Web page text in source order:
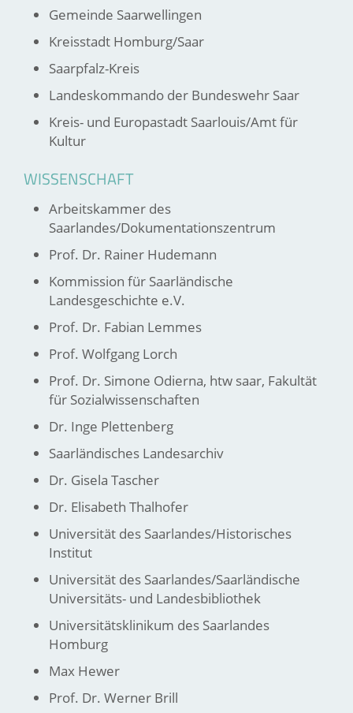
Gemeinde Saarwellingen
Kreisstadt Homburg/Saar
Saarpfalz-Kreis
Landeskommando der Bundeswehr Saar
Kreis- und Europastadt Saarlouis/Amt für
Kultur
WISSENSCHAFT
Arbeitskammer des
Saarlandes/Dokumentationszentrum
Prof. Dr. Rainer Hudemann
Kommission für Saarländische
Landesgeschichte e.V.
Prof. Dr. Fabian Lemmes
Prof. Wolfgang Lorch
Prof. Dr. Simone Odierna, htw saar, Fakultät
für Sozialwissenschaften
Dr. Inge Plettenberg
Saarländisches Landesarchiv
Dr. Gisela Tascher
Dr. Elisabeth Thalhofer
Universität des Saarlandes/Historisches
Institut
Universität des Saarlandes/Saarländische
Universitäts- und Landesbibliothek
Universitätsklinikum des Saarlandes
Homburg
Max Hewer
Prof. Dr. Werner Brill